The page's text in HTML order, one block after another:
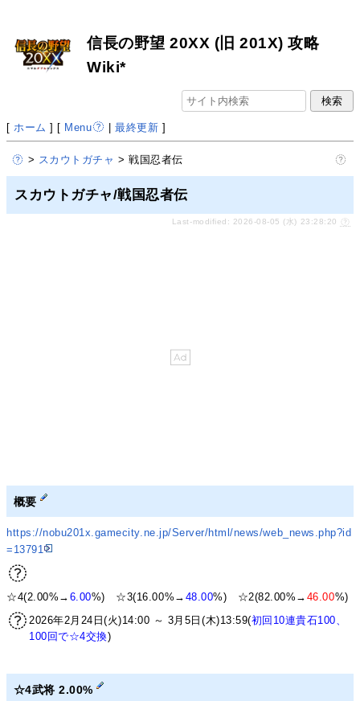
信長の野望 20XX (旧 201X) 攻略
Wiki*
[ ホーム ] [ Menu |最終更新 ]
> スカウトガチャ > 戦国忍者伝
スカウトガチャ/戦国忍者伝
Last-modified: 2026-08-05 (水) 23:28:20
概要
https://nobu201x.gamecity.ne.jp/Server/html/news/web_news.php?id
=13791
☆4(2.00%→ 6.00%) ☆3(16.00%→ 48.00%) ☆2(82.00%→ 46.00%)
2026年2月24日(火)14:00 ～ 3月5日(木)13:59(初回10連貴石100、
100回で☆4交換)
☆4武将 2.00%